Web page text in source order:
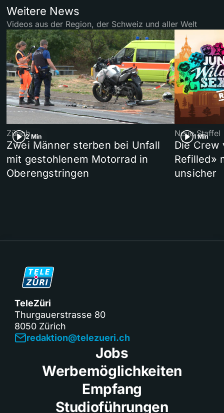
Weitere News
Videos aus der Region, der Schweiz und aller Welt
2 Min
Zürich
Zwei Männer sterben bei Unfall
mit gestohlenem Motorrad in
Oberengstringen
1 Min
Neue Staffel
Die Crew
Refilled»
unsicher
TeleZüri
Thurgauerstrasse 80
8050 Zürich
redaktion@telezueri.ch
Jobs
Werbemöglichkeiten
Empfang
Studioführungen